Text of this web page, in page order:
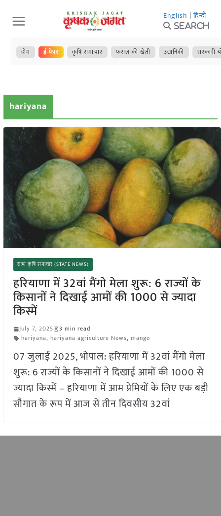
Skip
to
content
English | हिन्दी
Search
होम ई-पेपर कृषि समाचार फसल की खेती उद्यानिकी सरकारी
hariyana
राज्य कृषि समाचार (STATE NEWS)
हरियाणा में 32वां मैंगो मेला शुरू: 6 राज्यों के
किसानों ने दिखाई आमों की 1000 से ज्यादा
किस्में
July 7, 2025
3 min read
hariyana, hariyana agriculture News, mango
07 जुलाई 2025, भोपाल: हरियाणा में 32वां मैंगो मेला
शुरू: 6 राज्यों के किसानों ने दिखाई आमों की 1000 से
ज्यादा किस्में – हरियाणा में आम प्रेमियों के लिए एक बड़ी
सौगात के रूप में आज से तीन दिवसीय 32वां